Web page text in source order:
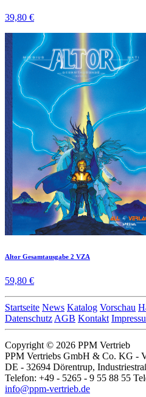
39,80 €
Altor Gesamtausgabe 2 VZA
59,80 €
Startseite News Katalog Vorschau
Datenschutz AGB Kontakt
Copyright © 2026 PPM Vertrieb
PPM Vertriebs GmbH & Co. KG -
DE - 32694 Dörentrup,
Telefon: +49 - 5265 - 9 55 88 55
info@ppm-vertrieb.de